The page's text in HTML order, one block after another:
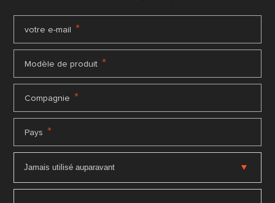
votre e-mail *
Modèle de produit *
Compagnie *
Pays *